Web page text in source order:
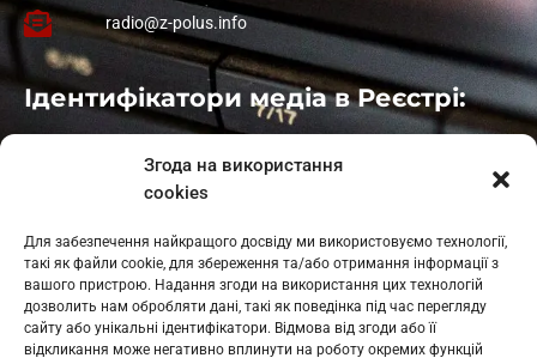
Згода на використання
cookies
Для забезпечення найкращого досвіду ми використовуємо технології,
такі як файли cookie, для збереження та/або отримання інформації з
вашого пристрою. Надання згоди на використання цих технологій
дозволить нам обробляти дані, такі як поведінка під час перегляду
сайту або унікальні ідентифікатори. Відмова від згоди або її
відкликання може негативно вплинути на роботу окремих функцій
radio@z-polus.info
Ідентифікатори медіа в Реєстрі:
: L11-01410
: L11-01801
Косів: L11-01805
Гарасимів: L11-02274